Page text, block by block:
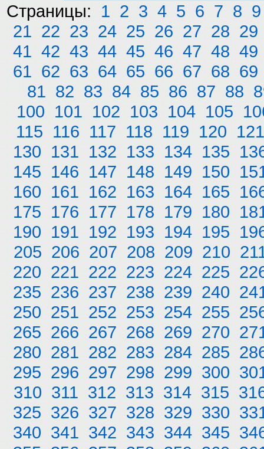
Страницы: 1 2 3 4 5 6 7 8 9
21 22 23 24 25 26 27 28 29
41 42 43 44 45 46 47 48 49
61 62 63 64 65 66 67 68 69
81 82 83 84 85 86 87 88
100 101 102 103 104 105
115 116 117 118 119 120 121
130 131 132 133 134 135
145 146 147 148 149 150
160 161 162 163 164 165
175 176 177 178 179 180
190 191 192 193 194 195
205 206 207 208 209 210
220 221 222 223 224 225
235 236 237 238 239 240
250 251 252 253 254 255
265 266 267 268 269 270
280 281 282 283 284 285
295 296 297 298 299 300
310 311 312 313 314 315
325 326 327 328 329 330
340 341 342 343 344 345